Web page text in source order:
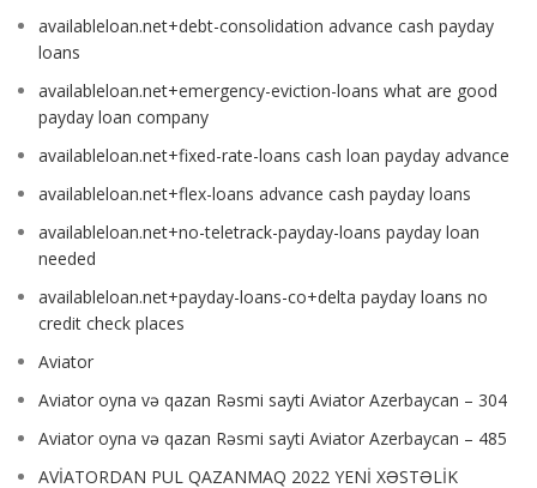
availableloan.net+debt-consolidation advance cash payday
loans
availableloan.net+emergency-eviction-loans what are good
payday loan company
availableloan.net+fixed-rate-loans cash loan payday advance
availableloan.net+flex-loans advance cash payday loans
availableloan.net+no-teletrack-payday-loans payday loan
needed
availableloan.net+payday-loans-co+delta payday loans no
credit check places
Aviator
Aviator oyna və qazan Rəsmi sayti Aviator Azerbaycan – 304
Aviator oyna və qazan Rəsmi sayti Aviator Azerbaycan – 485
AVİATORDAN PUL QAZANMAQ 2022 YENİ XƏSTƏLİK